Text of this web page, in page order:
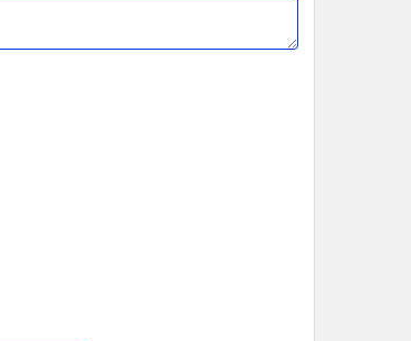
ELEGANCIA MENNYISÉGÉNEK
- KÖRNYEZETBARÁT ELEGANCIA